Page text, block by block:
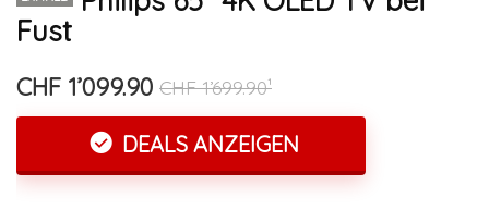
Fust
CHF 1’099.90 CHF 1’699.90¹
DEALS ANZEIGEN